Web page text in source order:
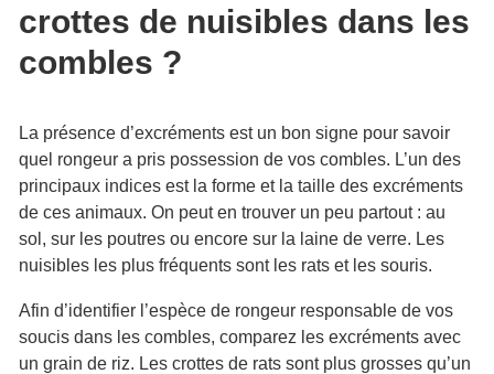
crottes de nuisibles dans les
combles ?
La présence d’excréments est un bon signe pour savoir
quel rongeur a pris possession de vos combles. L’un des
principaux indices est la forme et la taille des excréments
de ces animaux. On peut en trouver un peu partout : au
sol, sur les poutres ou encore sur la laine de verre. Les
nuisibles les plus fréquents sont les rats et les souris.
Afin d’identifier l’espèce de rongeur responsable de vos
soucis dans les combles, comparez les excréments avec
un grain de riz. Les crottes de rats sont plus grosses qu’un